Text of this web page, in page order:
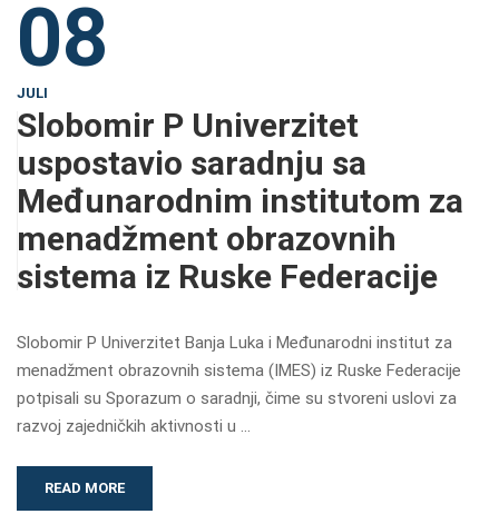
08
JULI
Slobomir P Univerzitet
uspostavio saradnju sa
Međunarodnim institutom za
menadžment obrazovnih
sistema iz Ruske Federacije
Slobomir P Univerzitet Banja Luka i Međunarodni institut za
menadžment obrazovnih sistema (IMES) iz Ruske Federacije
potpisali su Sporazum o saradnji, čime su stvoreni uslovi za
razvoj zajedničkih aktivnosti u …
READ MORE